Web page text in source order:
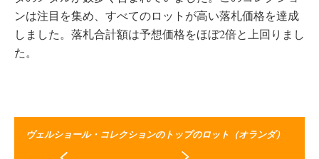
ンは注目を集め、すべてのロットが高い落札価格を達成
しました。落札合計額は予想価格をほぼ2倍と上回りまし
た。
ヴェルショール・コレクションのトップのロット（オランダ）